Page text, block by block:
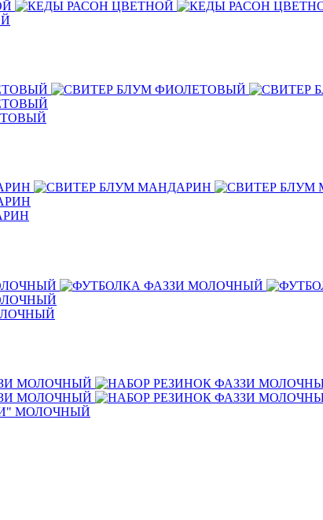
МОЛОЧНЫЙ